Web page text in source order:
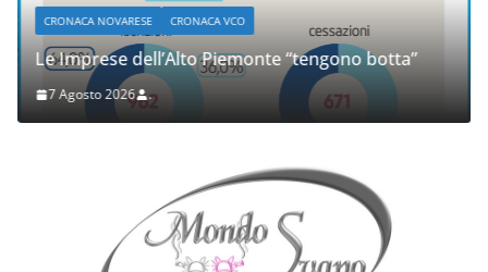
CRONACA NOVARESE CRONACA VCO
Le Imprese dell’Alto Piemonte “tengono botta”
7 Agosto 2026 .